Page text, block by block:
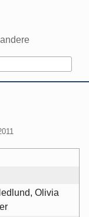
Olivia